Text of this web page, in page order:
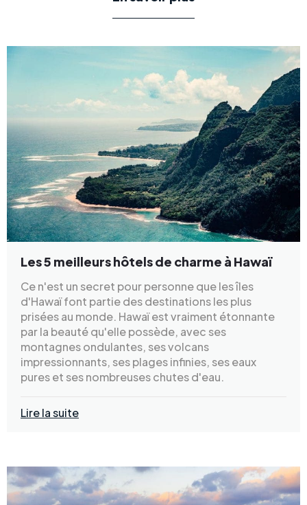
Les 5 meilleurs hôtels de charme à Hawaï
Ce n'est un secret pour personne que les îles
d'Hawaï font partie des destinations les plus
prisées au monde. Hawaï est vraiment étonnante
par la beauté qu'elle possède, avec ses
montagnes ondulantes, ses volcans
impressionnants, ses plages infinies, ses eaux
pures et ses nombreuses chutes d'eau.
Lire la suite